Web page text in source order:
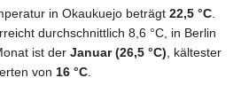
in Okaukuejo beträgt 22,5 °C
durchschnittlich 8,6 °C, in Berlin
ist der Januar (26,5 °C) , kältester
von 16 °C